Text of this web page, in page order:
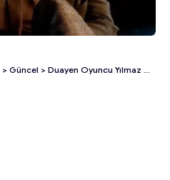
> Güncel > Duayen Oyuncu Yılmaz Gruda Hayatını Kaybetti!